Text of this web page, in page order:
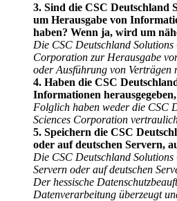
3. Sind die CSC Deutschland
um Herausgabe von
haben? Wenn ja, wird um
Die CSC Deutschland
Corporation zur Herausgabe
oder Ausführung von Verträgen
4. Haben die CSC
Informationen
Folglich haben weder die CSC
Sciences Corporation
5. Speichern die CSC
oder auf deutschen Servern,
Die CSC Deutschland
Servern oder auf deutschen
Der hessische
Datenverarbeitung überzeugt